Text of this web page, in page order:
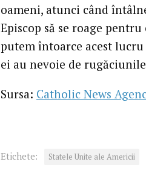
oameni, atunci când
Episcop să se roage
putem întoarce acest
ei au nevoie de
Sursa: Catholic News
Etichete: Statele Unite ale Americii